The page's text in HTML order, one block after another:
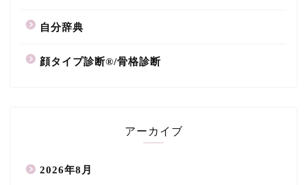
自分辞典
顔タイプ診断®/骨格診断
アーカイブ
2026年8月